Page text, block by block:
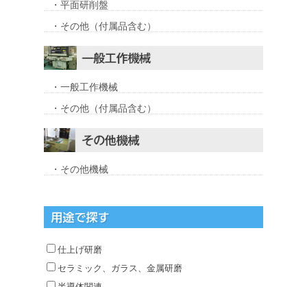
・平面研削盤
・その他（付属品含む）
・一般工作機械
・その他（付属品含む）
・その他機械
仕上げ研磨
セラミック、ガラス、金属研磨